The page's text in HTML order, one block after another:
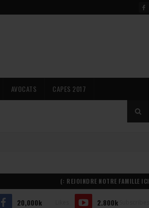
AVOCATS CAPES 2017
REJOINDRE NOTRE FAMILLE ICI :)
20,000k 2.800k